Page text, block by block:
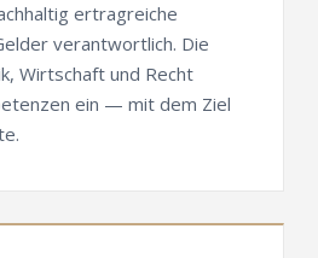
ertragreiche
verantwortlich. Die
Wirtschaft und Recht
ein — mit dem Ziel